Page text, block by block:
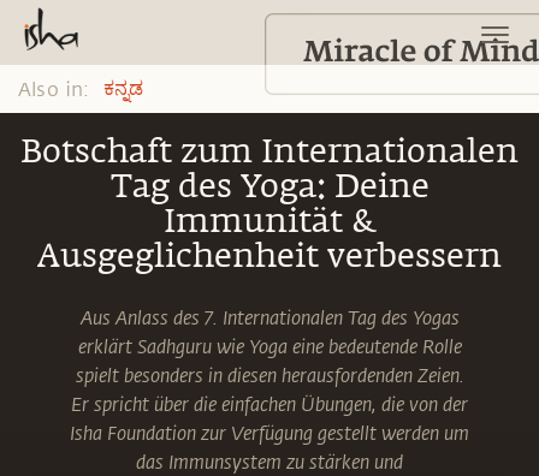
Also in: ಕನ್ನಡ
Botschaft zum Internationalen
Tag des Yoga: Deine
Immunität &
Ausgeglichenheit verbessern
Aus Anlass des 7. Internationalen Tag des Yogas
erklärt Sadhguru wie Yoga eine bedeutende Rolle
spielt besonders in diesen herausfordenden Zeien.
Er spricht über die einfachen Übungen, die von der
Isha Foundation zur Verfügung gestellt werden um
das Immunsystem zu stärken und